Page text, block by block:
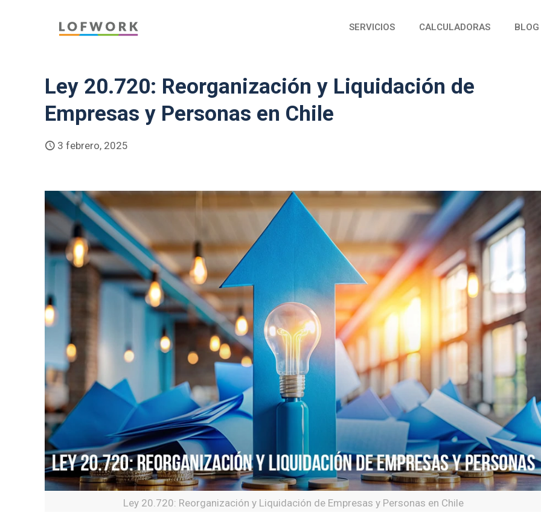
SERVICIOS CALCULADORAS BLOG
Ley 20.720: Reorganización y Liquidación de
Empresas y Personas en Chile
3 febrero, 2025
Ley 20.720: Reorganización y Liquidación de Empresas y Personas en Chile